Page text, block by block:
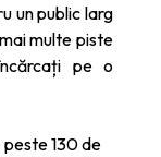
un public larg
multe piste
pe o
130 de